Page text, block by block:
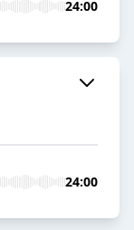
24:00
24:00